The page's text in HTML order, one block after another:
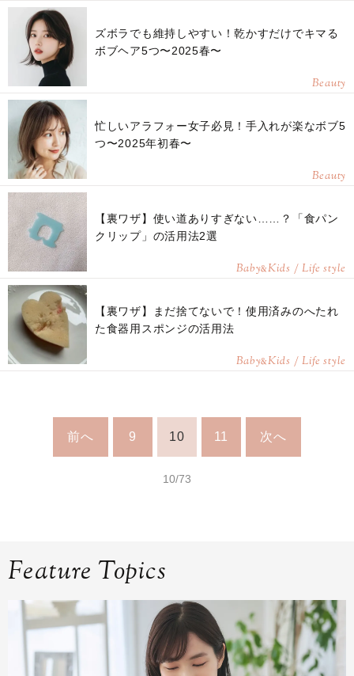
ズボラでも維持しやすい！乾かすだけでキマる
ボブヘア5つ〜2025春〜
Beauty
忙しいアラフォー女子必見！手入れが楽なボブ5
つ〜2025年初春〜
Beauty
【裏ワザ】使い道ありすぎない……？「食パン
クリップ」の活用法2選
Baby&Kids / Life style
【裏ワザ】まだ捨てないで！使用済みのへたれ
た食器用スポンジの活用法
Baby&Kids / Life style
前へ 9 10 11 次へ
10/73
Feature Topics